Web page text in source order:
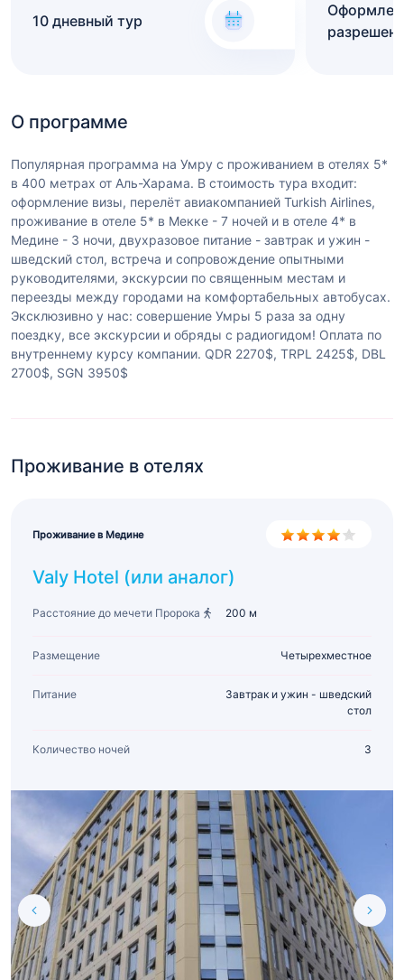
10 дневный тур
О программе
Популярная программа на Умру с проживанием в отелях 5*
в 400 метрах от Аль-Харама. В стоимость тура входит:
оформление визы, перелёт авиакомпанией Turkish Airlines,
проживание в отеле 5* в Мекке - 7 ночей и в отеле 4* в
Медине - 3 ночи, двухразовое питание - завтрак и ужин -
шведский стол, встреча и сопровождение опытными
руководителями, экскурсии по священным местам и
переезды между городами на комфортабельных автобусах.
Эксклюзивно у нас: совершение Умры 5 раза за одну
поездку, все экскурсии и обряды с радиогидом! Оплата по
внутреннему курсу компании. QDR 2270$, TRPL 2425$, DBL
2700$, SGN 3950$
Проживание в отелях
Проживание в Медине
Valy Hotel (или аналог)
Расстояние до мечети Пророка 200 м
Размещение Четырехместное
Питание
Завтрак и ужин - шведский
стол
Количество ночей 3